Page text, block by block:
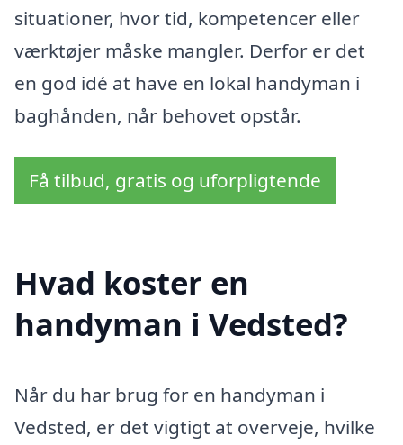
situationer, hvor tid, kompetencer eller
værktøjer måske mangler. Derfor er det
en god idé at have en lokal handyman i
baghånden, når behovet opstår.
Få tilbud, gratis og uforpligtende
Hvad koster en
handyman i Vedsted?
Når du har brug for en handyman i
Vedsted, er det vigtigt at overveje, hvilke